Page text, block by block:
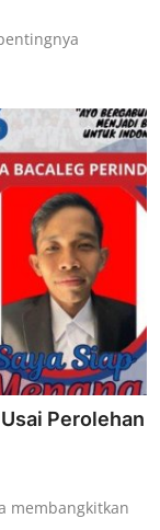
Perolehan
membangkitkan